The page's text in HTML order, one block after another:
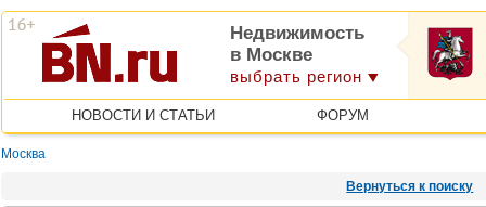
Недвижимость
в Москве
выбрать регион
НОВОСТИ И СТАТЬИ ФОРУМ
Москва
Вернуться к поиску